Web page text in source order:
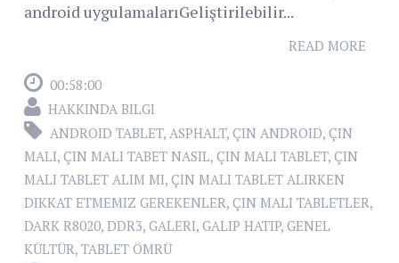
android uygulamalarıGeliştirilebilir...
READ MORE
00:58:00
HAKKINDA BILGI
ANDROID TABLET, ASPHALT, ÇIN ANDROID, ÇIN
MALI, ÇIN MALI TABET NASIL, ÇIN MALI TABLET, ÇIN
MALI TABLET ALIM MI, ÇIN MALI TABLET ALIRKEN
DIKKAT ETMEMIZ GEREKENLER, ÇIN MALI TABLETLER,
DARK R8020, DDR3, GALERI, GALIP HATIP, GENEL
KÜLTÜR, TABLET ÖMRÜ